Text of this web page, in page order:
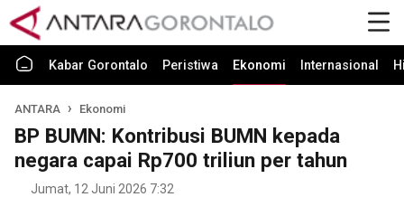
Kabar Gorontalo Peristiwa Ekonomi Internasional
ANTARA Ekonomi
BP BUMN: Kontribusi BUMN kepada
negara capai Rp700 triliun per tahun
Jumat, 12 Juni 2026 7:32